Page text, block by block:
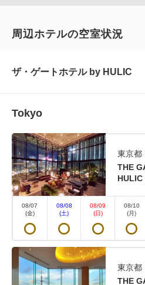
禁煙 THE GATE ツインベッド
THE GATE ザ・ゲ
禁煙 61.00m
シングルサイズ×2
穏やかな両国の日常を隅田川
周辺ホテルの空室状況
ザ・ゲートホテル by HULIC
Tokyo
東京都
THE
HULIC
08/07
(金)
08/08
(土)
08/09
(日)
08/10
(月)
東京都
THE